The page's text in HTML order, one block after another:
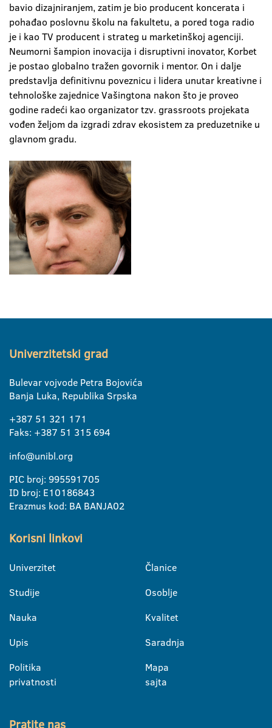
bavio dizajniranjem, zatim je bio producent koncerata i
pohađao poslovnu školu na fakultetu, a pored toga radio
je i kao TV producent i strateg u marketinškoj agenciji.
Neumorni šampion inovacija i disruptivni inovator, Korbet
je postao globalno tražen govornik i mentor. On i dalje
predstavlja definitivnu poveznicu i lidera unutar kreativne i
tehnološke zajednice Vašingtona nakon što je proveo
godine radeći kao organizator tzv. grassroots projekata
vođen željom da izgradi zdrav ekosistem za preduzetnike u
glavnom gradu.
Univerzitetski grad
Bulevar vojvode Petra Bojovića
Banja Luka, Republika Srpska
+387 51 321 171
Faks: +387 51 315 694
info@unibl.org
PIC broj: 995591705
ID broj: E10186843
Erazmus kod: BA BANJA02
Korisni linkovi
Univerzitet
Studije
Nauka
Upis
Politika
privatnosti
Članice
Osoblje
Kvalitet
Saradnja
Mapa
sajta
Pratite nas